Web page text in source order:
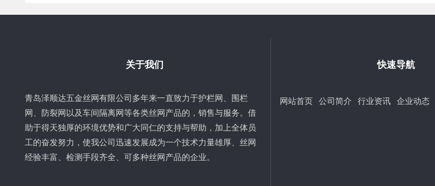
关于我们
青岛泽顺达五金丝网有限公司多年来一直致力于护栏网、围栏
网、防裂网以及车间隔离网等各类丝网产品的，销售与服务。借
助于得天独厚的环境优势和广大同仁的支持与帮助，加上全体员
工的奋发努力，使我公司迅速发展成为一个技术力量雄厚、丝网
经验丰富、检测手段齐全、可多种丝网产品的企业。
快速导航
网站首页 公司简介 行业资讯 企业动态